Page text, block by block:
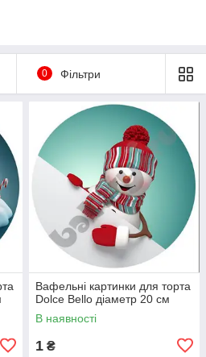
0 Фільтри
Вафельні картинки для торта
Dolce Bello діаметр 20 см
В наявності
1 ₴